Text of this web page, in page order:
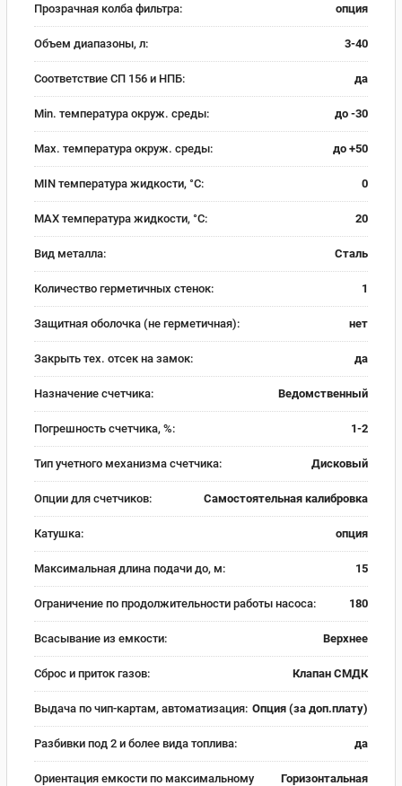
Прозрачная колба фильтра:
опция
Объем диапазоны, л: 3-40
Соответствие СП 156 и НПБ: да
Min. температура окруж. среды: до -30
Max. температура окруж. среды: до +50
MIN температура жидкости, °C: 0
MAX температура жидкости, °C: 20
Вид металла: Сталь
Количество герметичных стенок: 1
Защитная оболочка (не герметичная): нет
Закрыть тех. отсек на замок: да
Назначение счетчика: Ведомственный
Погрешность счетчика, %: 1-2
Тип учетного механизма счетчика: Дисковый
Опции для счетчиков: Самостоятельная калибровка
Катушка: опция
Максимальная длина подачи до, м: 15
Ограничение по продолжительности работы насоса: 180
Всасывание из емкости: Верхнее
Сброс и приток газов: Клапан СМДК
Выдача по чип-картам, автоматизация: Опция (за доп.плату)
Разбивки под 2 и более вида топлива: да
Ориентация емкости по максимальному
Горизонтальная